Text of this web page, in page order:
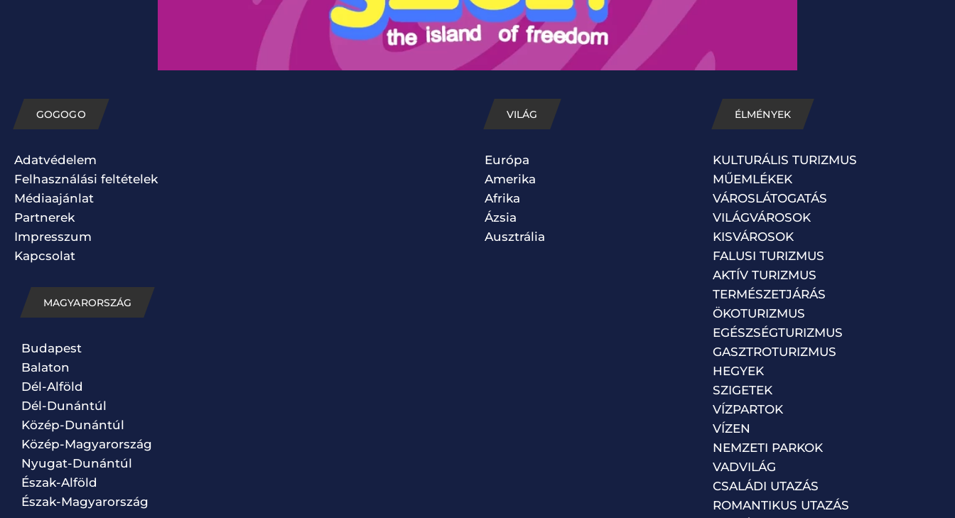
GOGOGO
Adatvédelem
Felhasználási feltételek
Médiaajánlat
Partnerek
Impresszum
Kapcsolat
MAGYARORSZÁG
Budapest
Balaton
Dél-Alföld
Dél-Dunántúl
Közép-Dunántúl
Közép-Magyarország
Nyugat-Dunántúl
Észak-Alföld
Észak-Magyarország
VILÁG
Európa
Amerika
Afrika
Ázsia
Ausztrália
ÉLMÉNYEK
KULTURÁLIS TURIZMUS
MŰEMLÉKEK
VÁROSLÁTOGATÁS
VILÁGVÁROSOK
KISVÁROSOK
FALUSI TURIZMUS
AKTÍV TURIZMUS
TERMÉSZETJÁRÁS
ÖKOTURIZMUS
EGÉSZSÉGTURIZMUS
GASZTROTURIZMUS
HEGYEK
SZIGETEK
VÍZPARTOK
VÍZEN
NEMZETI PARKOK
VADVILÁG
CSALÁDI UTAZÁS
ROMANTIKUS UTAZÁS